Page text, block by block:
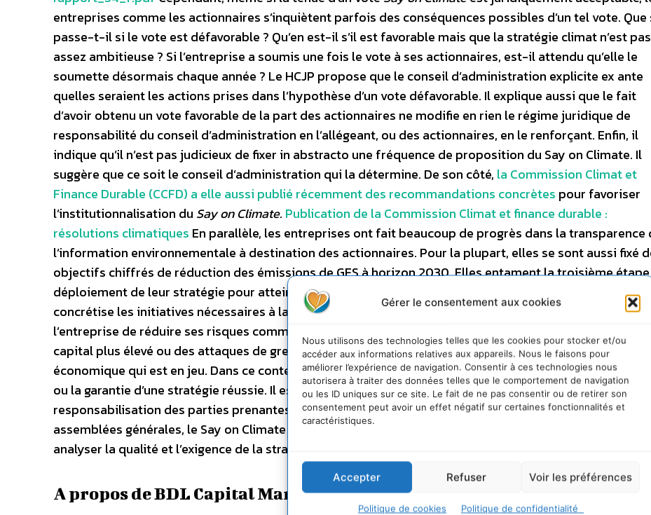
Gérer le consentement aux cookies
Nous utilisons des technologies telles que les cookies pour stocker et/ou
accéder aux informations relatives aux appareils. Nous le faisons pour
améliorer l’expérience de navigation. Consentir à ces technologies nous
autorisera à traiter des données telles que le comportement de navigation
ou les ID uniques sur ce site. Le fait de ne pas consentir ou de retirer son
consentement peut avoir un effet négatif sur certaines fonctionnalités et
caractéristiques.
Accepter Refuser Voir les préférences
Politique de cookies Politique de confidentialité
entreprises comme les actionnaires s’inquiètent parfois des conséquences possibles d’un tel vote. Que
passe-t-il si le vote est défavorable ? Qu’en est-il s’il est favorable mais que la stratégie climat n’est pas
assez ambitieuse ? Si l’entreprise a soumis une fois le vote à ses actionnaires, est-il attendu qu’elle le
soumette désormais chaque année ? Le HCJP propose que le conseil d’administration explicite ex ante
quelles seraient les actions prises dans l’hypothèse d’un vote défavorable. Il explique aussi que le fait
d’avoir obtenu un vote favorable de la part des actionnaires ne modifie en rien le régime juridique de
responsabilité du conseil d’administration en l’allégeant, ou des actionnaires, en le renforçant. Enfin, il
indique qu’il n’est pas judicieux de fixer in abstracto une fréquence de proposition du Say on Climate. Il
suggère que ce soit le conseil d’administration qui la détermine. De son côté, la Commission Climat et
Finance Durable (CCFD) a elle aussi publié récemment des recommandations concrètes pour favoriser
l’institutionnalisation du Say on Climate. Publication de la Commission Climat et finance durable :
résolutions climatiques En parallèle, les entreprises ont fait beaucoup de progrès dans la transparence
l’information environnementale à destination des actionnaires. Pour la plupart, elles se sont aussi fixé
objectifs chiffrés de réduction des émissions de GES à horizon 2030. Elles entament la troisième étape
déploiement de leur stratégie pour atteindre ces objectifs. Cette phase est la plus importante car elle
concrétise les initiatives nécessaires à la lutte contre le réchauffement climatique. Elle permet à
l’entreprise de réduire ses risques comme des hausses de coûts liés la réglementation du CO2, un coût
capital plus élevé ou des attaques de greenwashing par exemple. C’est donc la pérennité du modèle
économique qui est en jeu. Dans ce contexte, il est illusoire de penser que le Say on Climate est la
ou la garantie d’une stratégie réussie. Il est un point de passage possible et peut contribuer à la
responsabilisation des parties prenantes. Mais ne nous y trompons pas, qu’il soit présent ou absent des
assemblées générales, le Say on Climate n’exonère pas les actionnaires de leur nouvelle obligation :
analyser la qualité et l’exigence de la stratégie climat des entreprises dans lesquelles ils investissent.
A propos de BDL Capital Management